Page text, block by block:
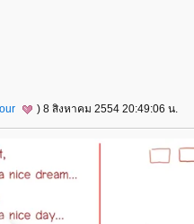
) 8 สิงหาคม 2554 20:49:06 น.